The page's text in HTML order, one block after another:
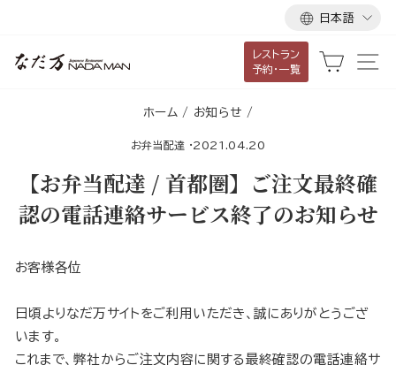
言
語
日本語
レストラン
予約・一覧
カート
ホーム / お知らせ /
お弁当配達 ·2021.04.20
【お弁当配達 / 首都圏】ご注文最終確
認の電話連絡サービス終了のお知らせ
お客様各位
日頃よりなだ万サイトをご利用いただき、誠にありがとうござ
います。
これまで、弊社からご注文内容に関する最終確認の電話連絡サ